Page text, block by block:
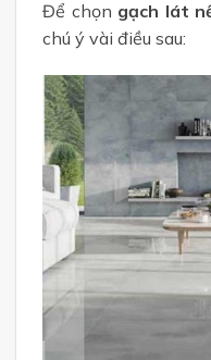
Để chọn gạch lát
chú ý vài điều sau: